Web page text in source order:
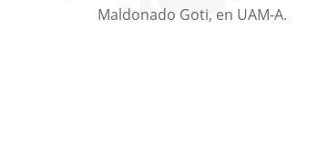
Maldonado Goti, en UAM-A.